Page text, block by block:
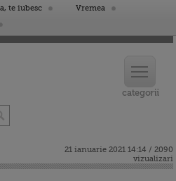
te iubesc
Vremea
21 ianuarie 2021 14:14 / 2090
vizualizari